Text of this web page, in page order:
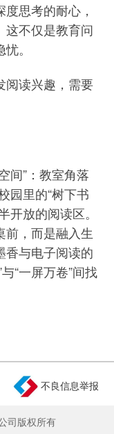
思考的耐心，
这不仅是教育问
。
读兴趣，需要
”：教室角落
园里的“树下书
开放的阅读区。
前，而是融入生
香与电子阅读的
“一屏万卷”间找
来
合。例如，阅
探究书中涉及的
；阅读《中国
场景，学习传
不良信息举报
司版权所有